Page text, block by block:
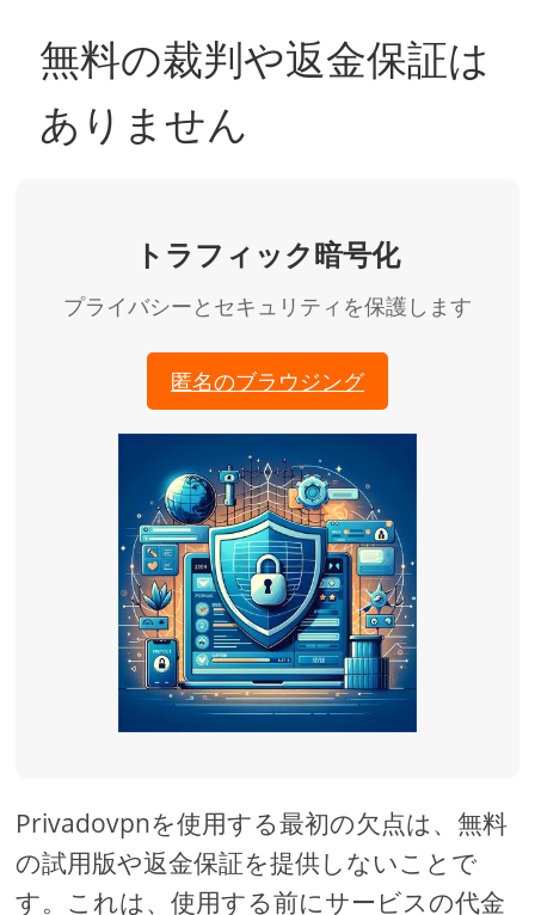
無料の裁判や返金保証は
ありません
トラフィック暗号化
プライバシーとセキュリティを保護します
匿名のブラウジング
Privadovpnを使用する最初の欠点は、無料
の試用版や返金保証を提供しないことで
す。これは、使用する前にサービスの代金